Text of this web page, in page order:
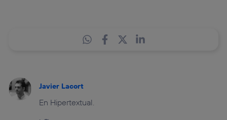
Javier Lacort
En Hipertextual.